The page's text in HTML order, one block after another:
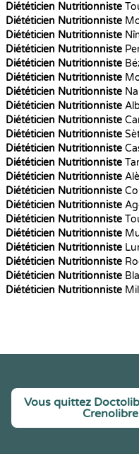
Diététicien Nutritionniste
Diététicien Nutritionniste
Diététicien Nutritionniste
Diététicien Nutritionniste
Diététicien Nutritionniste
Diététicien Nutritionniste
Diététicien Nutritionniste
Diététicien Nutritionniste
Diététicien Nutritionniste
Diététicien Nutritionniste
Diététicien Nutritionniste
Diététicien Nutritionniste
Diététicien Nutritionniste
Diététicien Nutritionniste
Diététicien Nutritionniste
Diététicien Nutritionniste
Diététicien Nutritionniste
Diététicien Nutritionniste
Diététicien Nutritionniste
Diététicien Nutritionniste
Diététicien Nutritionniste
Vous quittez